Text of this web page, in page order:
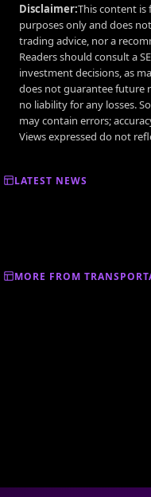
Disclaimer:This content
purposes only and does
trading advice, nor a
Readers should consult a
investment decisions, as
does not guarantee future
no liability for any losses.
may contain errors;
Views expressed do not
LATEST NEWS
MORE FROM